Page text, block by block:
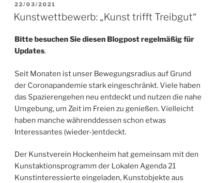
VERÖFFENTLICHT
AM
22/03/2021
Kunstwettbewerb: „Kunst trifft Treibgut“
Bitte besuchen Sie diesen Blogpost regelmäßig für
Updates.
Seit Monaten ist unser Bewegungsradius auf Grund
der Coronapandemie stark eingeschränkt. Viele haben
das Spazierengehen neu entdeckt und nutzen die nahe
Umgebung, um Zeit im Freien zu genießen. Vielleicht
haben manche währenddessen schon etwas
Interessantes (wieder-)entdeckt.
Der Kunstverein Hockenheim hat gemeinsam mit den
Kunstaktionsprogramm der Lokalen Agenda 21
Kunstinteressierte eingeladen, Kunstobjekte aus